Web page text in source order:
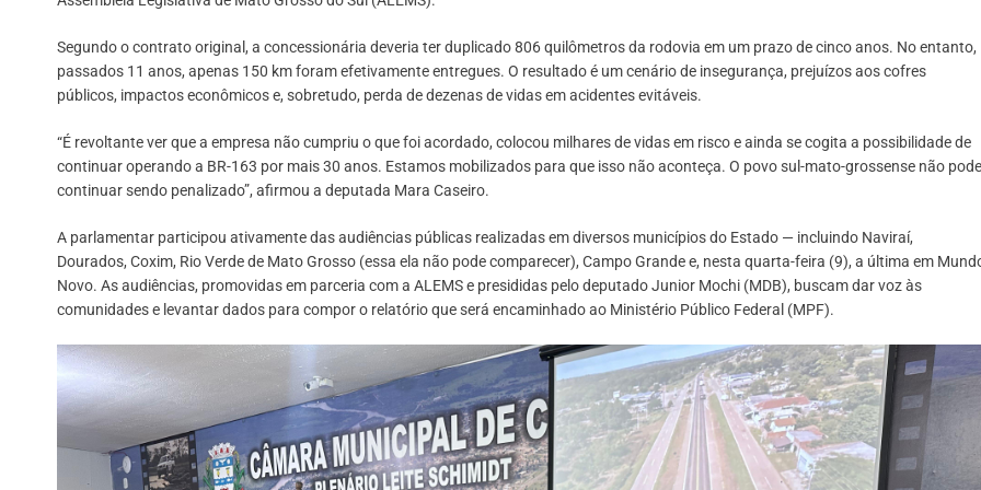
Segundo o contrato original, a concessionária deveria ter duplicado 806 quilômetros da rodovia em um prazo de cinco anos. No entanto,
passados 11 anos, apenas 150 km foram efetivamente entregues. O resultado é um cenário de insegurança, prejuízos aos cofres
públicos, impactos econômicos e, sobretudo, perda de dezenas de vidas em acidentes evitáveis.
“É revoltante ver que a empresa não cumpriu o que foi acordado, colocou milhares de vidas em risco e ainda se cogita a possibilidade de
continuar operando a BR-163 por mais 30 anos. Estamos mobilizados para que isso não aconteça. O povo sul-mato-grossense não pode
continuar sendo penalizado”, afirmou a deputada Mara Caseiro.
A parlamentar participou ativamente das audiências públicas realizadas em diversos municípios do Estado — incluindo Naviraí,
Dourados, Coxim, Rio Verde de Mato Grosso (essa ela não pode comparecer), Campo Grande e, nesta quarta-feira (9), a última em
Novo. As audiências, promovidas em parceria com a ALEMS e presididas pelo deputado Junior Mochi (MDB), buscam dar voz às
comunidades e levantar dados para compor o relatório que será encaminhado ao Ministério Público Federal (MPF).